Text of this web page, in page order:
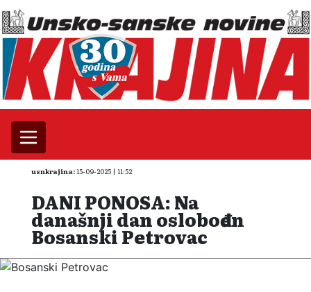
usnkrajina:15-09-2025 | 11:52
DANI PONOSA: Na
današnji dan oslobođen
Bosanski Petrovac